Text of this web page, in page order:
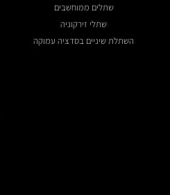
שתלים ממוחשבים
שתלי זירקוניה
השתלת שיניים בסדציה עמוקה